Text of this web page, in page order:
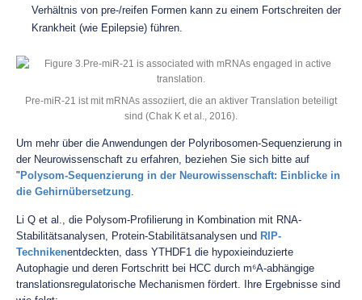
Verhältnis von pre-/reifen Formen kann zu einem Fortschreiten der
Krankheit (wie Epilepsie) führen.
Pre-miR-21 ist mit mRNAs assoziiert, die an aktiver Translation beteiligt
sind (Chak K et al., 2016).
Um mehr über die Anwendungen der Polyribosomen-Sequenzierung in
der Neurowissenschaft zu erfahren, beziehen Sie sich bitte auf
" Polysom-Sequenzierung in der Neurowissenschaft: Einblicke in
die Gehirnübersetzung.
Li Q et al., die Polysom-Profilierung in Kombination mit RNA-
Stabilitätsanalysen, Protein-Stabilitätsanalysen und RIP-
Technikenentdeckten, dass YTHDF1 die hypoxieinduzierte
Autophagie und deren Fortschritt bei HCC durch m⁶A-abhängige
translationsregulatorische Mechanismen fördert. Ihre Ergebnisse sind